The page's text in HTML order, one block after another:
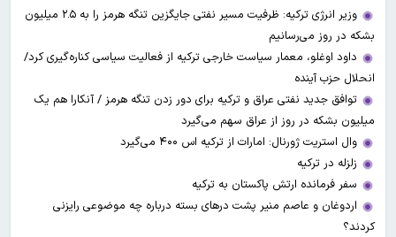
وزیر انرژی ترکیه: ظرفیت مسیر نفتی جایگزین تنگه هرمز را به ۲.۵ میلیون
بشکه در روز می‌رسانیم
داود اوغلو، معمار سیاست خارجی ترکیه از فعالیت سیاسی کناره‌گیری کرد/
انحلال حزب آینده
توافق جدید نفتی عراق و ترکیه برای دور زدن تنگه هرمز / آنکارا هم یک
میلیون بشکه در روز از عراق سهم می‌گیرد
وال استریت ژورنال: امارات از ترکیه اس ۴۰۰ می‌گیرد
زلزله در ترکیه
سفر فرمانده ارتش پاکستان به ترکیه
اردوغان و عاصم منیر پشت درهای بسته درباره چه موضوعی رایزنی
کردند؟